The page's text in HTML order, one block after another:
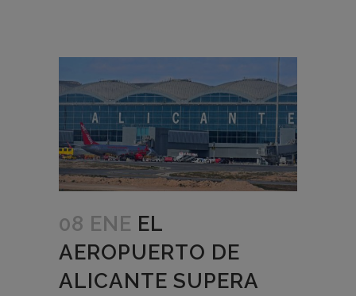
08 ENE EL
AEROPUERTO DE
ALICANTE SUPERA